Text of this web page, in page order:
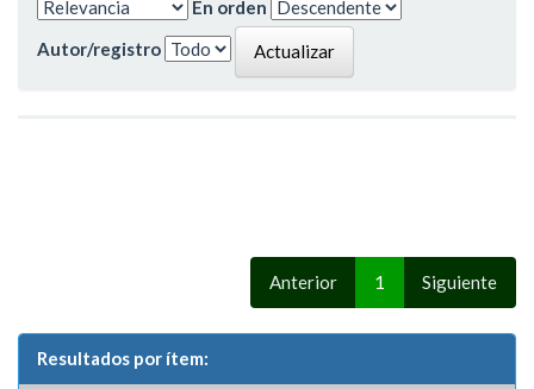
En orden
Autor/registro
Anterior 1 Siguiente
Resultados por ítem: